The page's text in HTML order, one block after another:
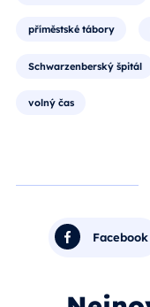
příměstské tábory
Schwarzenberský špitál
volný čas
Facebook